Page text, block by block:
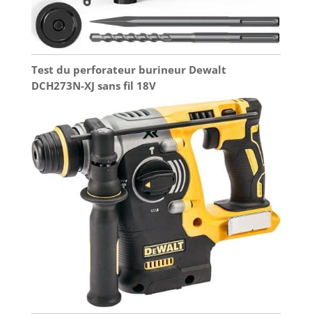
Test du perforateur burineur Dewalt
DCH273N-XJ sans fil 18V